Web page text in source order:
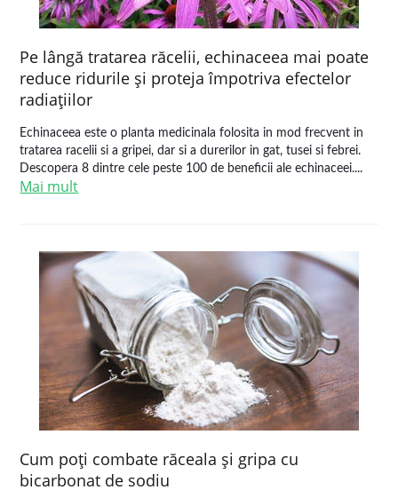
Pe lângă tratarea răcelii, echinaceea mai poate
reduce ridurile şi proteja împotriva efectelor
radiaţiilor
Echinaceea este o planta medicinala folosita in mod frecvent in
tratarea racelii si a gripei, dar si a durerilor in gat, tusei si febrei.
Descopera 8 dintre cele peste 100 de beneficii ale echinaceei....
Mai mult
Cum poţi combate răceala şi gripa cu
bicarbonat de sodiu